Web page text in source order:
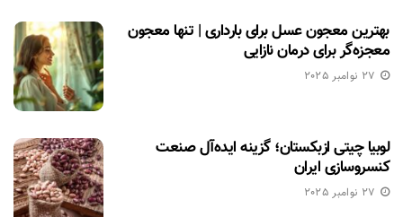
بهترین معجون عسل برای بارداری | تنها معجون
معجزه‌گر برای درمان نازایی
27 نوامبر 2025
لوبیا چیتی ازبکستان؛ گزینه ایده‌آل صنعت
کنسروسازی ایران
27 نوامبر 2025